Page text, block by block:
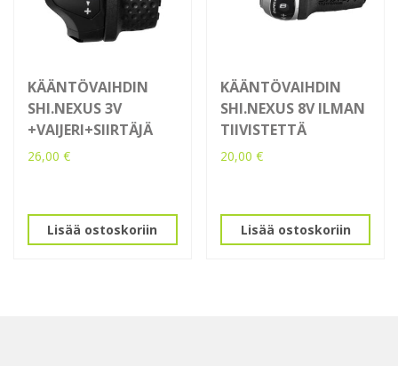
KÄÄNTÖVAIHDIN
SHI.NEXUS 3V
+VAIJERI+SIIRTÄJÄ
26,00 €
Lisää ostoskoriin
KÄÄNTÖVAIHDIN
SHI.NEXUS 8V ILMAN
TIIVISTETTÄ
20,00€
Lisää ostoskoriin